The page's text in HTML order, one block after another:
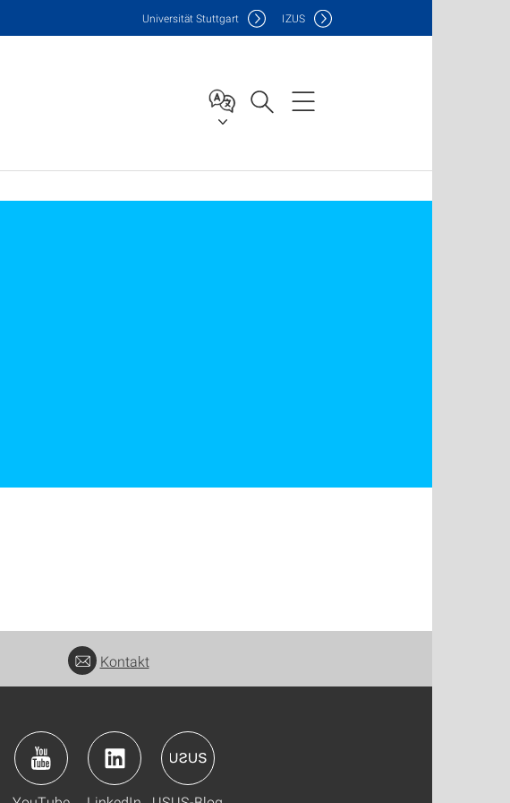
Universität Stuttgart IZUS
Kontakt